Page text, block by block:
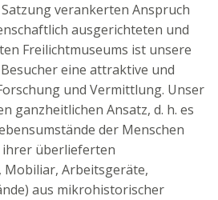
verankerten Anspruch
ausgerichteten und
Freilichtmuseums ist unsere
eine attraktive und
und Vermittlung. Unser
ganzheitlichen Ansatz, d. h. es
der Menschen
ihrer überlieferten
Mobiliar, Arbeitsgeräte,
aus mikrohistorischer